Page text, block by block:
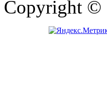
Copyright ©